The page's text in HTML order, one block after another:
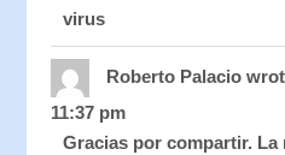
virus
Roberto Palacio
11:37 pm
Gracias por compartir.